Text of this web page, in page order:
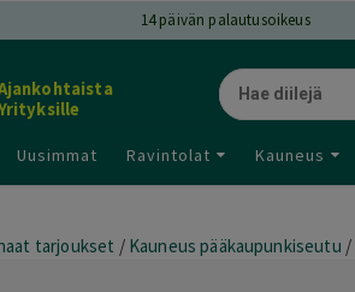
14päivän palautusoikeus
Uusimmat Ravintolat Kauneus
tarjoukset / Kauneus pääkaupunkiseutu /